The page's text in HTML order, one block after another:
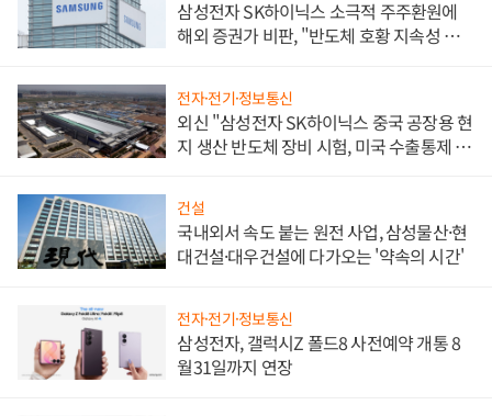
삼성전자 SK하이닉스 소극적 주주환원에
해외 증권가 비판, "반도체 호황 지속성 의
전자·전기·정보통신
외신 "삼성전자 SK하이닉스 중국 공장용 현
지 생산 반도체 장비 시험, 미국 수출통제 대
건설
국내외서 속도 붙는 원전 사업, 삼성물산·현
대건설·대우건설에 다가오는 '약속의 시간'
전자·전기·정보통신
삼성전자, 갤럭시Z 폴드8 사전예약 개통 8
월31일까지 연장